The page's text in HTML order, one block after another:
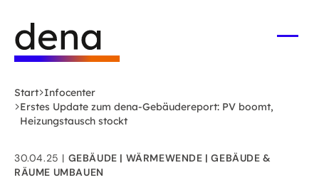
Hauptinhalt
springen
Deutsche
Energie-
Agentur
-
zur
Start Infocenter
Erstes Update zum dena-Gebäudereport: PV boomt,
Heizungstausch stockt
30.04.25 GEBÄUDE WÄRMEWENDE
GEBÄUDE &
RÄUME UMBAUEN